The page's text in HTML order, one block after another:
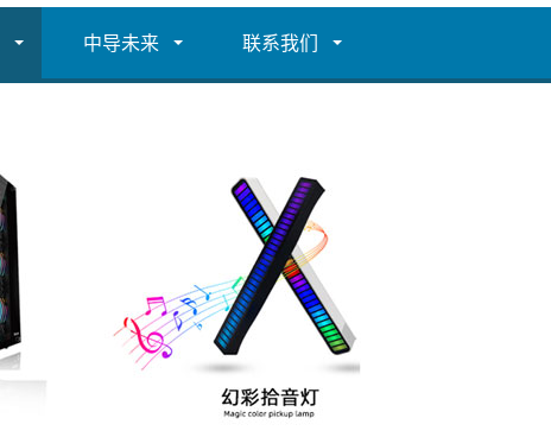
中导未来 联系我们